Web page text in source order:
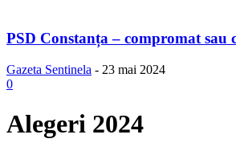
PSD Constanța – compromat sau
Gazeta Sentinela - 23 mai 2024
0
Alegeri 2024